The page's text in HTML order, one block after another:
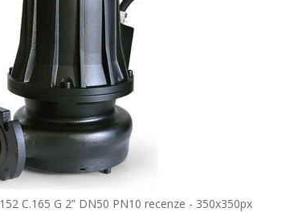
C.165 G 2” DN50 PN10 recenze - 350x350px